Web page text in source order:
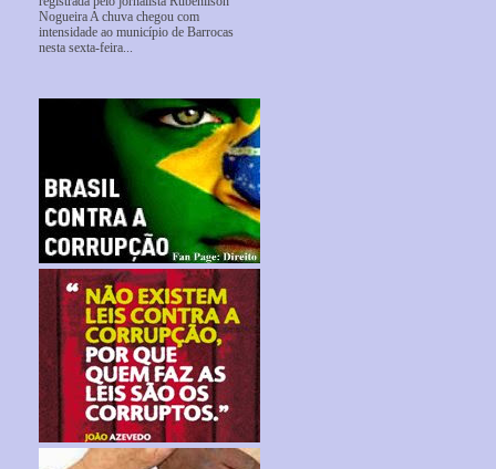
Nogueira A chuva chegou com
intensidade ao município de Barrocas
nesta sexta-feira...